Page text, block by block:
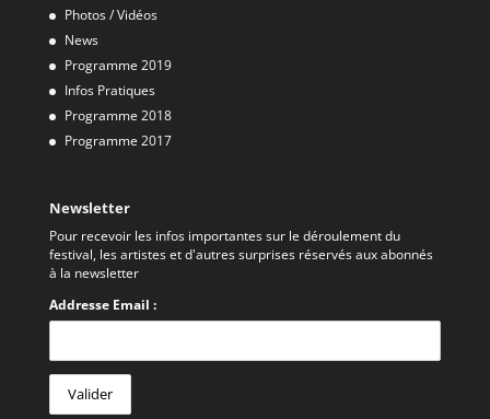
Photos / Vidéos
News
Programme 2019
Infos Pratiques
Programme 2018
Programme 2017
Newsletter
Pour recevoir les infos importantes sur le déroulement du
festival, les artistes et d'autres surprises réservés aux abonnés
à la newsletter
Addresse Email :